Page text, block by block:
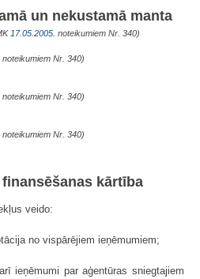
un nekustamā manta
17.05.2005. noteikumiem Nr. 340)
noteikumiem Nr. 340)
noteikumiem Nr. 340)
noteikumiem Nr. 340)
kārtība
veido:
no vispārējiem ieņēmumiem;
ieņēmumi par aģentūras sniegtajiem